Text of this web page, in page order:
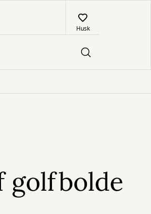
Husk
golfbolde